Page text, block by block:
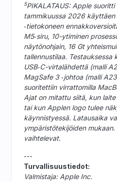
5PIKALATAUS: Apple
tammikuussa 2026 käyttäen
‑tietokoneen
M5‑siru, 10-ytiminen
näytönohjain, 16 Gt
tallennustilaa.
USB‑C-virta­lähdettä (malli
MagSafe 3 ‑johtoa (malli
suoritettiin virrattomilla
Ajat on mitattu siitä, kun
tai kun Applen logo tulee
käynnistyessä. Latausaika
ympäristötekijöiden
vaihtelevat.
---
Turvallisuustiedot:
Valmistaja: Apple Inc.